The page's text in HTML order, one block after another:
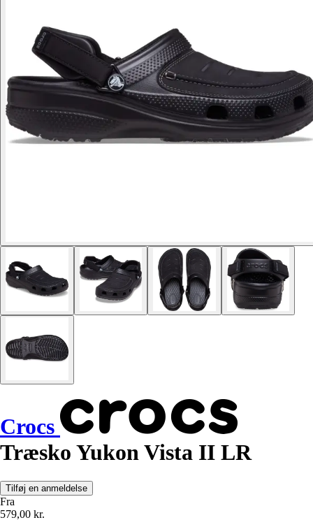
Crocs
Træsko Yukon Vista II LR
Tilføj en anmeldelse
Fra
579,00 kr.